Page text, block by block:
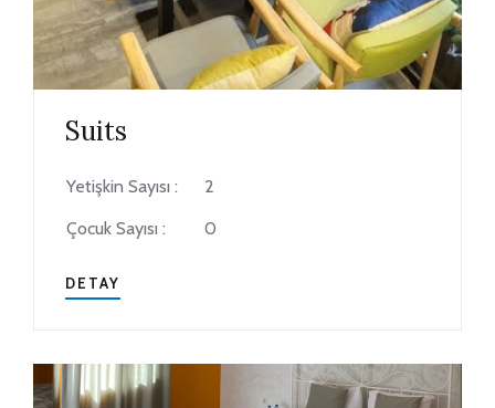
Suits
Yetişkin Sayısı :
2
Çocuk Sayısı :
0
DETAY